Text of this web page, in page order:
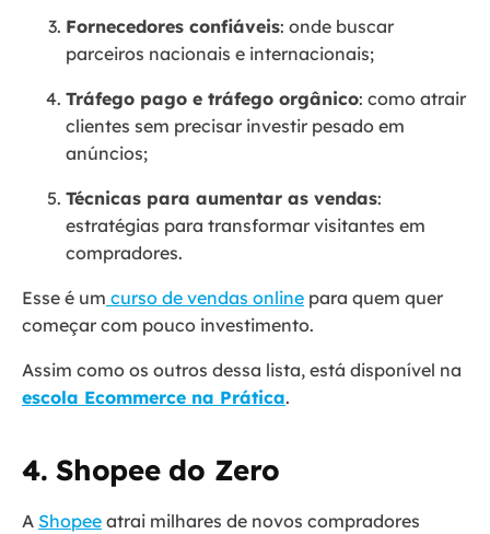
Fornecedores confiáveis: onde buscar
parceiros nacionais e internacionais;
Tráfego pago e tráfego orgânico: como atrair
clientes sem precisar investir pesado em
anúncios;
Técnicas para aumentar as vendas:
estratégias para transformar visitantes em
compradores.
Esse é um curso de vendas online para quem quer
começar com pouco investimento.
Assim como os outros dessa lista, está disponível na
escola Ecommerce na Prática.
4. Shopee do Zero
A Shopee atrai milhares de novos compradores